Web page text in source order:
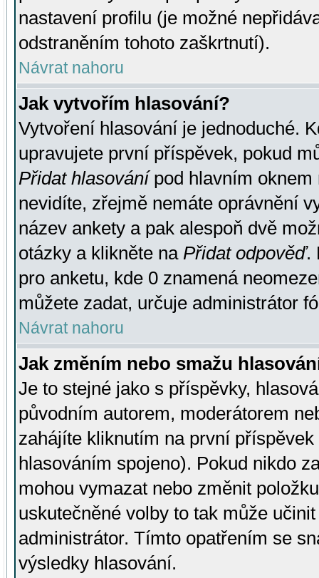
nastavení profilu (je možné
odstraněním tohoto zaškrtnutí).
Návrat nahoru
Jak vytvořím hlasování?
Vytvoření hlasování je jednoduché.
upravujete první příspěvek, pokud
Přidat hlasovánípod hlavním oknem
nevidíte, zřejmě nemáte oprávnění
název ankety a pak alespoň dvě
otázky a klikněte na Přidat odpověď.
pro anketu, kde 0 znamená
můžete zadat, určuje administrátor
Návrat nahoru
Jak změním nebo smažu
Je to stejné jako s příspěvky,
původním autorem, moderátorem
zahájíte kliknutím na první
hlasováním spojeno). Pokud nikdo
mohou vymazat nebo změnit
uskutečněné volby to tak může
administrátor. Tímto opatřením se
výsledky hlasování.